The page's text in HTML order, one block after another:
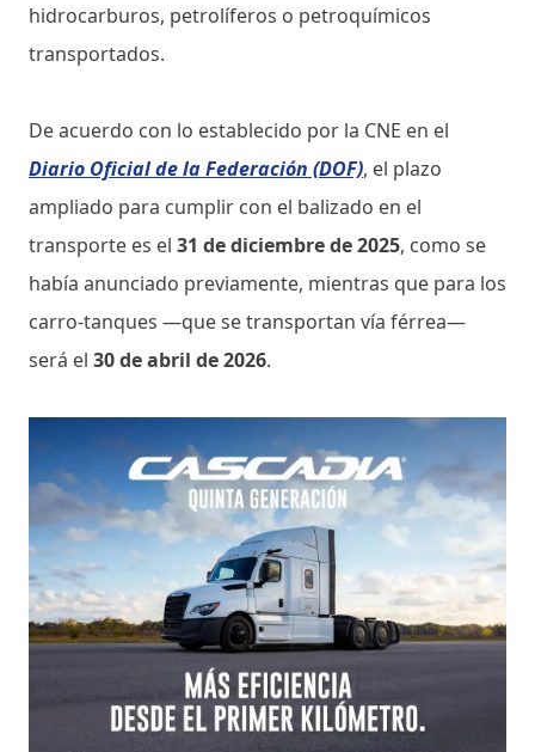
hidrocarburos, petrolíferos o petroquímicos
transportados.
De acuerdo con lo establecido por la CNE en el
Diario Oficial de la Federación (DOF), el plazo
ampliado para cumplir con el balizado en el
transporte es el 31 de diciembre de 2025, como se
había anunciado previamente, mientras que para los
carro-tanques —que se transportan vía férrea—
será el 30 de abril de 2026.